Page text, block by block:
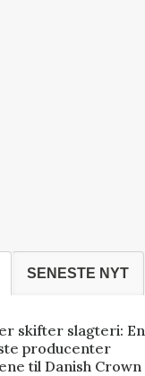
SENESTE NYT
skifter slagteri: En
producenter
til Danish Crown